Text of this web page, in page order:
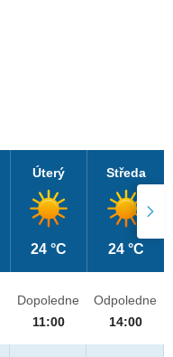
Úterý
24 °C
Středa
24 °C
Dopoledne
11:00
Odpoledne
14:00